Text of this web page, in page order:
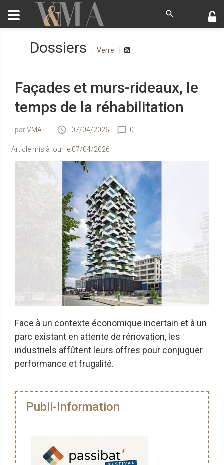
Dossiers Verre
Façades et murs-rideaux, le
temps de la réhabilitation
VMA 07/04/2026 0
Article mis à jour le 07/04/2026
Face à un contexte économique incertain et à un
parc existant en attente de rénovation, les
industriels affûtent leurs offres pour conjuguer
performance et frugalité.
Publi-Information